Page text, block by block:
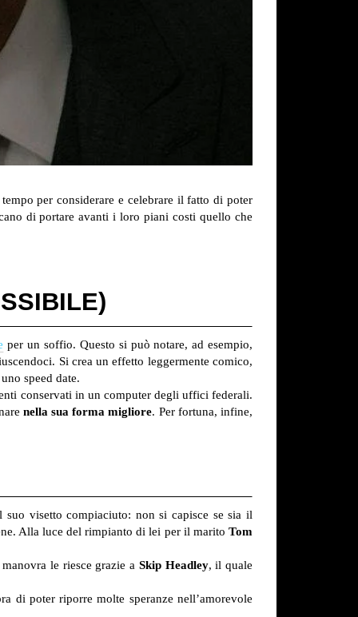
per considerare e celebrare il fatto di poter
di portare avanti i loro piani costi quello che
per un soffio. Questo si può notare, ad esempio,
Si crea un effetto leggermente comico,
speed date.
conservati in un computer degli uffici federali.
nella sua forma migliore. Per fortuna, infine,
visetto compiaciuto: non si capisce se sia il
Alla luce del rimpianto di lei per il marito Tom
le riesce grazie a Skip Headley, il quale
di poter riporre molte speranze nell’amorevole